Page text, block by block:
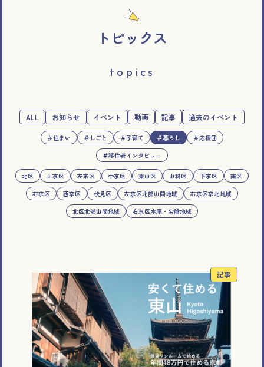
トピックス
topics
ALL お知らせ イベント 動画 記事 過去のイベント
＃住まい ＃しごと ＃子育て ＃暮らし
＃応援団
＃移住者インタビュー
北区 上京区 左京区 中京区 東山区 山科区 下京区
南区
右京区
西京区 伏見区 左京区北部山間地域
右京区京北地域
北区北部山間地域
右京区水尾・宕陰地域
記事